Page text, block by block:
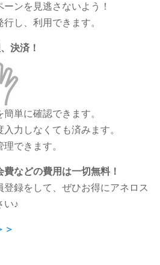
ーンを見逃さないよう！
し、利用できます。
決済！
単に確認できます。
入力しなくても済みます。
できます。
などの費用は一切無料！
登録をして、ぜひお得にアネロス
い♪
＞